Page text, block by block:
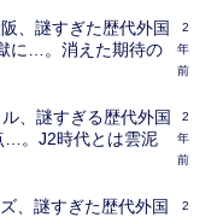
、謎すぎた歴代外国
に…。消えた期待の
2
年
前
、謎すぎる歴代外国
…。J2時代とは雲泥
2
年
前
、謎すぎた歴代外国
2